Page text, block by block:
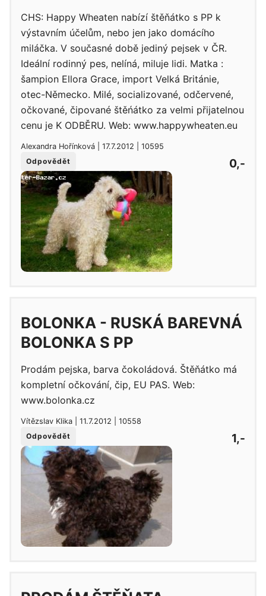
CHS: Happy Wheaten nabízí štěňátko s PP k
výstavním účelům, nebo jen jako domácího
miláčka. V současné době jediný pejsek v ČR.
Ideální rodinný pes, nelíná, miluje lidi. Matka :
šampion Ellora Grace, import Velká Británie,
otec-Německo. Milé, socializované, odčervené,
očkované, čipované štěńátko za velmi přijatelnou
cenu je K ODBĚRU. Web: www.happywheaten.eu
Alexandra Hořínková | 17.7.2012 | 10595
Odpovědět
0,-
BOLONKA - RUSKÁ BAREVNÁ
BOLONKA S PP
Prodám pejska, barva čokoládová. Štěňátko má
kompletní očkování, čip, EU PAS. Web:
www.bolonka.cz
Vítězslav Klika | 11.7.2012 | 10558
Odpovědět
1,-